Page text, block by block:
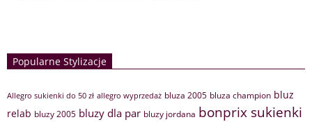
Popularne Stylizacje
Allegro sukienki do 50 zł allegro wyprzedaż bluza 2005 bluza champion bluz
relab bluzy 2005 bluzy dla par bluzy jordana bonprix sukienki